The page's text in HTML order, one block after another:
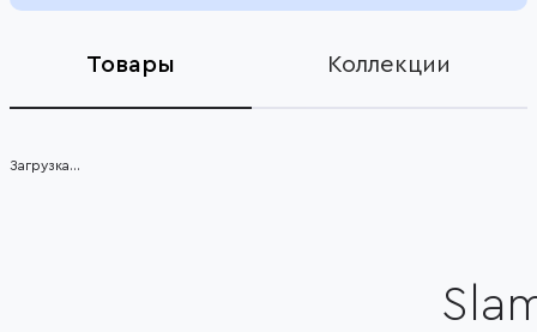
Товары Коллекции
Загрузка...